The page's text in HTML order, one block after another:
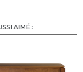
AIMÉ :